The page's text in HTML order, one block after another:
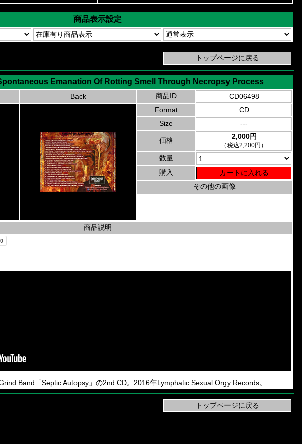
商品表示設定
Emanation Of Rotting Smell Through Necropsy Process
Back 商品ID
CD06498
Format
CD
Size
---
価格 2,000円
（税込2,200円）
数量
購入
その他の画像
商品説明
Band「Septic Autopsy」の2nd CD。2016年Lymphatic Sexual Orgy Records。